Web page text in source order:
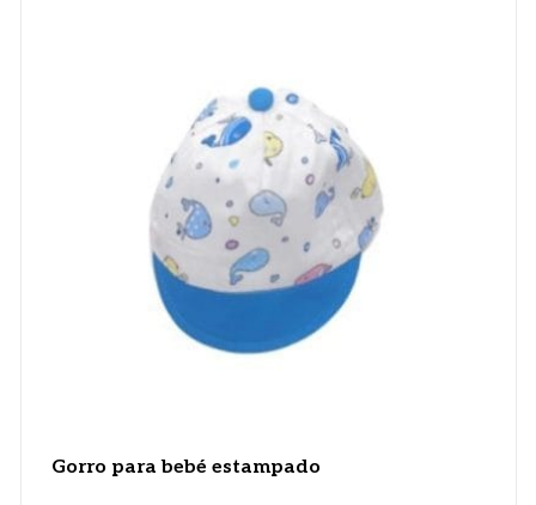
Gorro para bebé estampado